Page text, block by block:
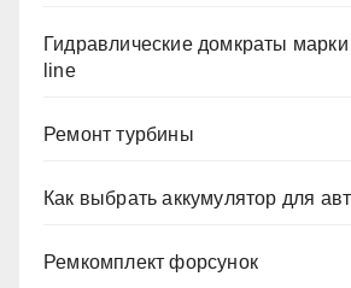
Гидравлические домкраты
line
Ремонт турбины
Как выбрать аккумулятор для
Ремкомплект форсунок